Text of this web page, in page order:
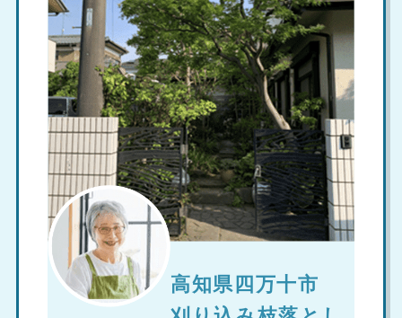
高知県四万十市